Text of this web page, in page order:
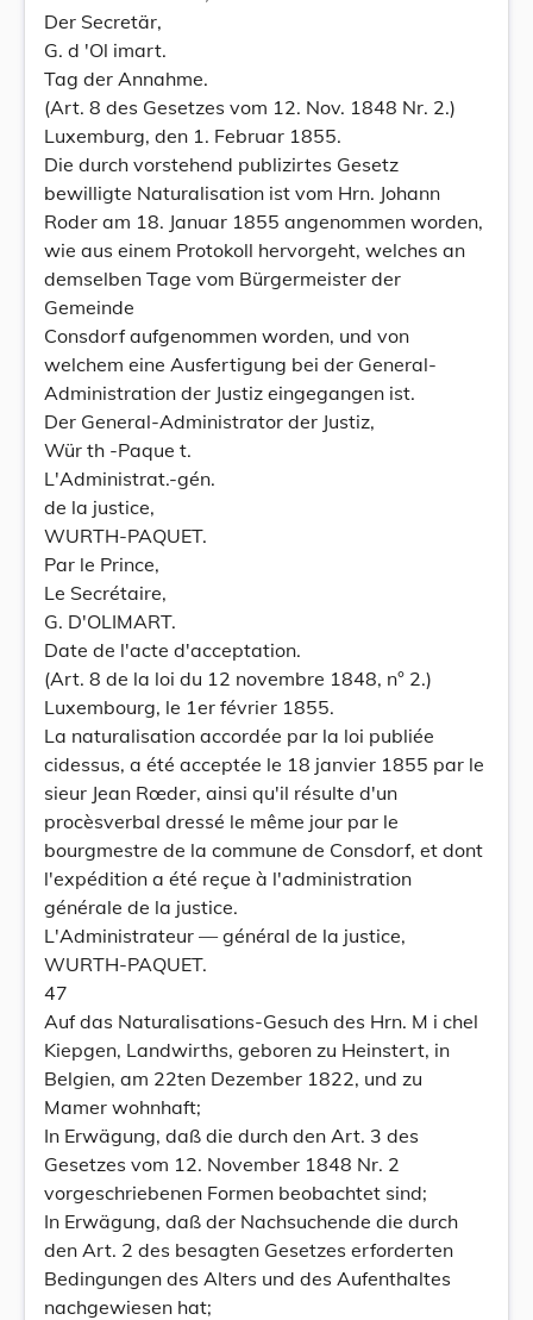
Der Secretär,
G. d 'Ol imart.
Tag der Annahme.
(Art. 8 des Gesetzes vom 12. Nov. 1848 Nr. 2.)
Luxemburg, den 1. Februar 1855.
Die durch vorstehend publizirtes Gesetz
bewilligte Naturalisation ist vom Hrn. Johann
Roder am 18. Januar 1855 angenommen worden,
wie aus einem Protokoll hervorgeht, welches an
demselben Tage vom Bürgermeister der
Gemeinde
Consdorf aufgenommen worden, und von
welchem eine Ausfertigung bei der General-
Administration der Justiz eingegangen ist.
Der General-Administrator der Justiz,
Wür th -Paque t.
L'Administrat.-gén.
de la justice,
WURTH-PAQUET.
Par le Prince,
Le Secrétaire,
G. D'OLIMART.
Date de l'acte d'acceptation.
(Art. 8 de la loi du 12 novembre 1848, n° 2.)
Luxembourg, le 1er février 1855.
La naturalisation accordée par la loi publiée
cidessus, a été acceptée le 18 janvier 1855 par le
sieur Jean Rœder, ainsi qu'il résulte d'un
procèsverbal dressé le même jour par le
bourgmestre de la commune de Consdorf, et dont
l'expédition a été reçue à l'administration
générale de la justice.
L'Administrateur — général de la justice,
WURTH-PAQUET.
47
Auf das Naturalisations-Gesuch des Hrn. M i chel
Kiepgen, Landwirths, geboren zu Heinstert, in
Belgien, am 22ten Dezember 1822, und zu
Mamer wohnhaft;
In Erwägung, daß die durch den Art. 3 des
Gesetzes vom 12. November 1848 Nr. 2
vorgeschriebenen Formen beobachtet sind;
In Erwägung, daß der Nachsuchende die durch
den Art. 2 des besagten Gesetzes erforderten
Bedingungen des Alters und des Aufenthaltes
nachgewiesen hat;